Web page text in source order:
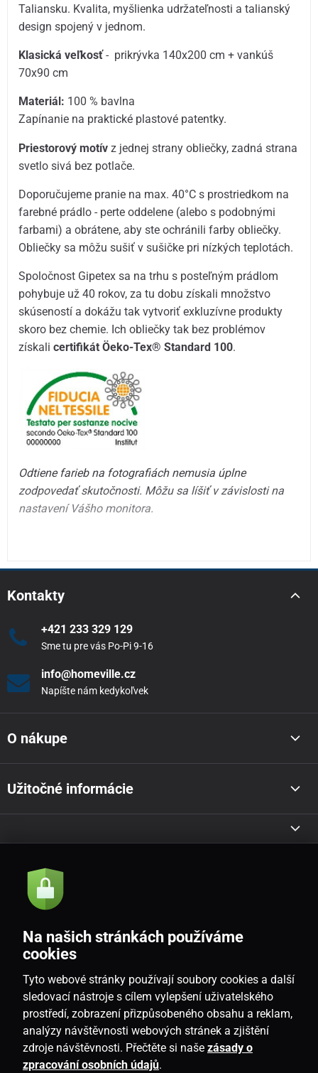
Taliansku. Kvalita, myšlienka udržateľnosti a talianský
design spojený v jednom.
Klasická veľkosť- prikrývka 140x200 cm + vankúš
70x90 cm
Materiál: 100 % bavlna
Zapínanie na praktické plastové patentky.
Priestorový motív z jednej strany obliečky, zadná strana
svetlo sivá bez potlače.
Doporučujeme pranie na max. 40°C s prostriedkom na
farebné prádlo - perte oddelene (alebo s podobnými
farbami) a obrátene, aby ste ochránili farby obliečky.
Obliečky sa môžu sušiť v sušičke pri nízkých teplotách.
Spoločnost Gipetex sa na trhu s posteľným prádlom
pohybuje už 40 rokov, za tu dobu získali množstvo
skúseností a dokážu tak vytvoriť exkluzívne produkty
skoro bez chemie. Ich obliečky tak bez problémov
získalicertifikát Öeko-Tex® Standard 100.
Odtiene farieb na fotografiách nemusia úplne
zodpovedať skutočnosti. Môžu sa líšiť v závislosti na
nastavení Vášho monitora.
Kontakty
+421 233 329 129
Sme tu pre vás Po-Pi 9-16
info@homeville.cz
Napíšte nám kedykoľvek
O nákupe
Užitočné informácie
Akcie a novinky e-mailom
Souhlasím sezásadami zpracování osobních údajů
SK
Na našich stránkách používáme
cookies
Tyto webové stránky používají soubory cookies a další
sledovací nástroje s cílem vylepšení uživatelského
prostředí, zobrazení přizpůsobeného obsahu a reklam,
analýzy návštěvnosti webových stránek a zjištění
zdroje návštěvnosti. Přečtěte si naše zásady o
zpracování osobních údajů.